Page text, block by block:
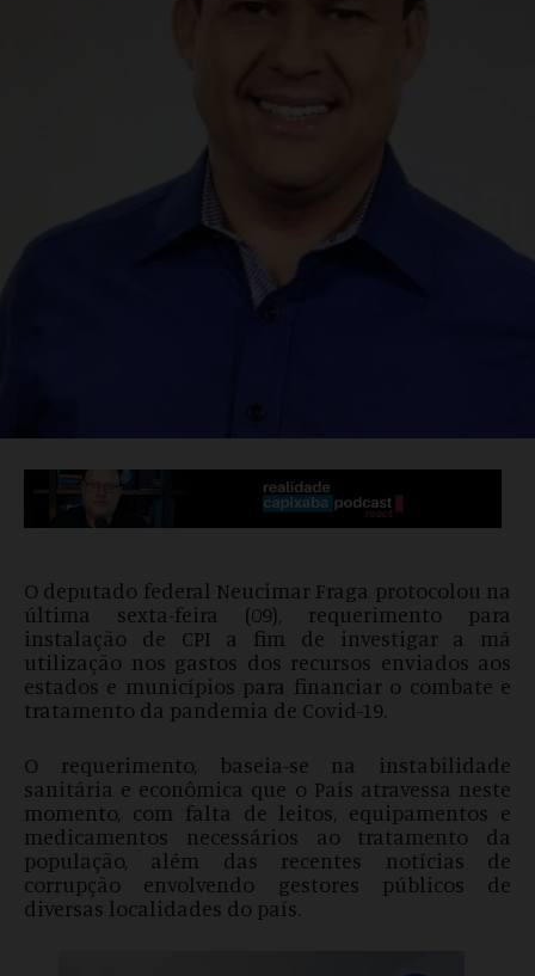
O deputado federal Neucimar Fraga protocolou na
última sexta-feira (09), requerimento para
instalação de CPI a fim de investigar a má
utilização nos gastos dos recursos enviados aos
estados e municípios para financiar o combate e
tratamento da pandemia de Covid-19.
O requerimento, baseia-se na instabilidade
sanitária e econômica que o País atravessa neste
momento, com falta de leitos, equipamentos e
medicamentos necessários ao tratamento da
população, além das recentes notícias de
corrupção envolvendo gestores públicos de
diversas localidades do país.